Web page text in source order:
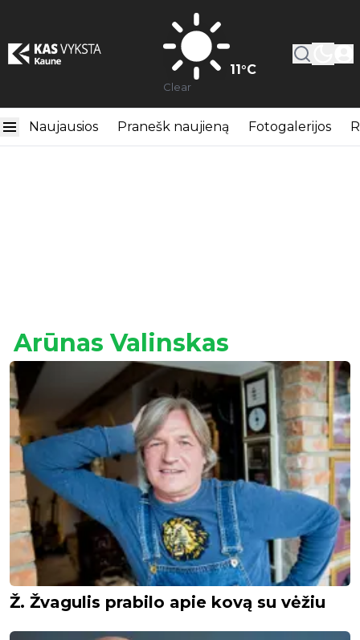
11°C
Clear
Naujausios Pranešk naujieną Fotogalerijos
Arūnas Valinskas
Ž. Žvagulis prabilo apie kovą su vėžiu